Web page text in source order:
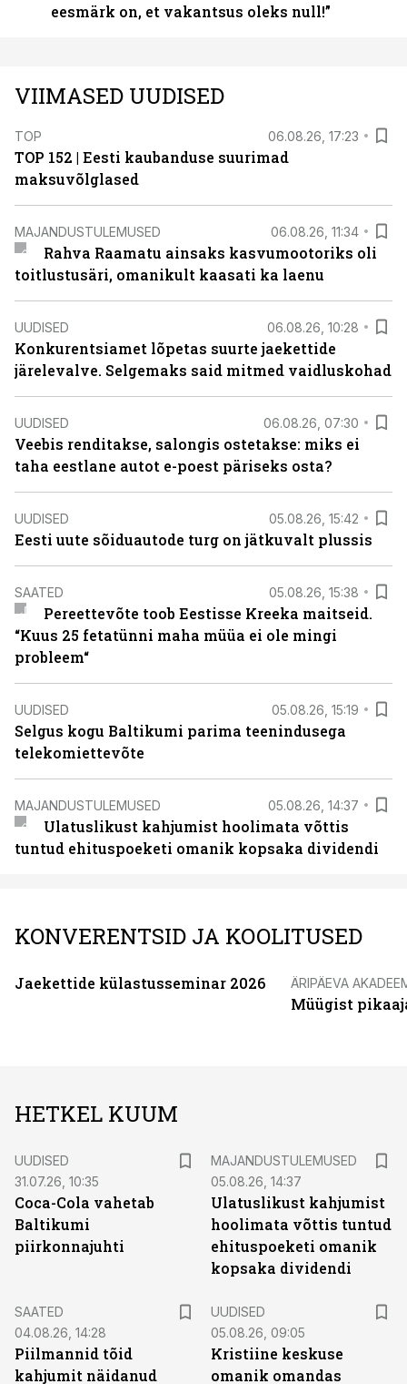
eesmärk on, et vakantsus oleks null!”
VIIMASED UUDISED
TOP 06.08.26, 17:23
TOP 152 | Eesti kaubanduse suurimad
maksuvõlglased
MAJANDUSTULEMUSED 06.08.26, 11:34
Rahva Raamatu ainsaks kasvumootoriks oli
toitlustusäri, omanikult kaasati ka laenu
UUDISED 06.08.26, 10:28
Konkurentsiamet lõpetas suurte jaekettide
järelevalve. Selgemaks said mitmed vaidluskohad
UUDISED 06.08.26, 07:30
Veebis renditakse, salongis ostetakse: miks ei
taha eestlane autot e-poest päriseks osta?
UUDISED 05.08.26, 15:42
Eesti uute sõiduautode turg on jätkuvalt plussis
SAATED 05.08.26, 15:38
Pereettevõte toob Eestisse Kreeka maitseid.
“Kuus 25 fetatünni maha müüa ei ole mingi
probleem“
UUDISED 05.08.26, 15:19
Selgus kogu Baltikumi parima teenindusega
telekomiettevõte
MAJANDUSTULEMUSED 05.08.26, 14:37
Ulatuslikust kahjumist hoolimata võttis
tuntud ehituspoeketi omanik kopsaka dividendi
KONVERENTSID JA KOOLITUSED
Jaekettide külastusseminar 2026 ÄRIPÄEVA
Müügist
HETKEL KUUM
UUDISED
31.07.26, 10:35
Coca-Cola vahetab
Baltikumi
piirkonnajuhti
MAJANDUSTULEMUSED
05.08.26, 14:37
Ulatuslikust kahjumist
hoolimata võttis tuntud
ehituspoeketi omanik
kopsaka dividendi
SAATED
04.08.26, 14:28
Piilmannid tõid
kahjumit näidanud
UUDISED
05.08.26, 09:05
Kristiine keskuse
omanik omandas